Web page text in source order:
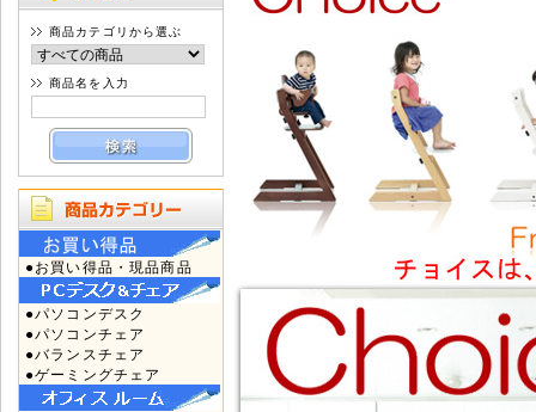
商品カテゴリから選ぶ
商品名を入力
●お買い得品・現品商品
●パソコンデスク
●パソコンチェア
●バランスチェア
●ゲーミングチェア